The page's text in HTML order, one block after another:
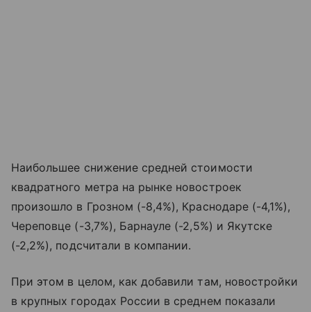
Наибольшее снижение средней стоимости
квадратного метра на рынке новостроек
произошло в Грозном (-8,4%), Краснодаре (-4,1%),
Череповце (-3,7%), Барнауле (-2,5%) и Якутске
(-2,2%), подсчитали в компании.
При этом в целом, как добавили там, новостройки
в крупных городах России в среднем показали